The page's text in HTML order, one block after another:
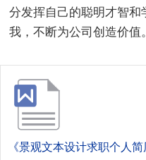
分发挥自己的聪明才智和
我，不断为公司创造价值。
《景观文本设计求职个人简